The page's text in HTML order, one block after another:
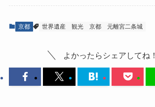
京都 世界遺産 観光 京都 元離宮二条城
よかったらシェアしてね！